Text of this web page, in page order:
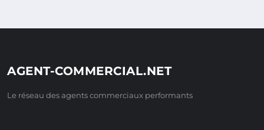
AGENT-COMMERCIAL.NET
Le réseau des agents commerciaux performants